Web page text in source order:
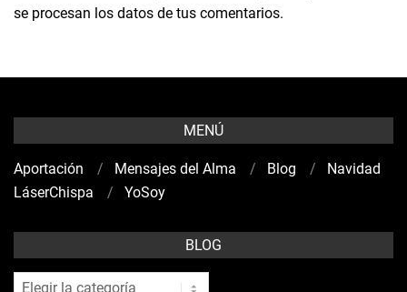
se procesan los datos de tus comentarios.
MENÚ
Aportación Mensajes del Alma Blog
Navidad
LáserChispa
YoSoy
BLOG
blog